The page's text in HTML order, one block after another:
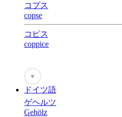
コプス
copse
コピス
coppice
♥
ドイツ語
ゲヘルツ
Gehölz